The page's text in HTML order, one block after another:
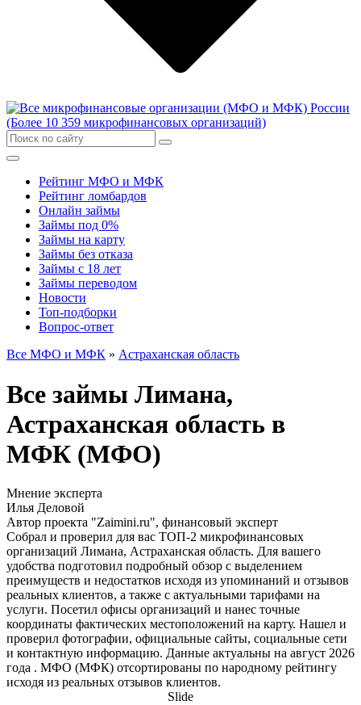
Рейтинг МФО и МФК
Рейтинг ломбардов
Онлайн займы
Займы под 0%
Займы на карту
Займы без отказа
Займы с 18 лет
Займы переводом
Новости
Топ-подборки
Вопрос-ответ
Все МФО и МФК » Астраханская область
Все займы Лимана,
Астраханская область в
МФК (МФО)
Мнение эксперта
Илья Деловой
Автор проекта "Zaimini.ru", финансовый эксперт
Собрал и проверил для вас ТОП-2 микрофинансовых
организаций Лимана, Астраханская область. Для вашего
удобства подготовил подробный обзор с выделением
преимуществ и недостатков исходя из упоминаний и отзывов
реальных клиентов, а также с актуальными тарифами на
услуги. Посетил офисы организаций и нанес точные
координаты фактических местоположений на карту. Нашел и
проверил фотографии, официальные сайты, социальные сети
и контактную информацию. Данные актуальны на август 2026
года . МФО (МФК) отсортированы по народному рейтингу
исходя из реальных отзывов клиентов.
Slide